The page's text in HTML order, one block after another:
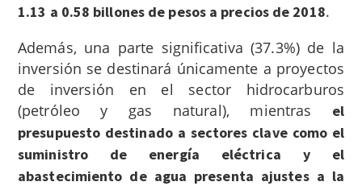
1.13 a 0.58 billones de pesos a precios de 2018.
Además, una parte significativa (37.3%) de la
inversión se destinará únicamente a proyectos
de inversión en el sector hidrocarburos
(petróleo y gas natural), mientras el
presupuesto destinado a sectores clave como el
suministro de energía eléctrica y el
abastecimiento de agua presenta ajustes a la